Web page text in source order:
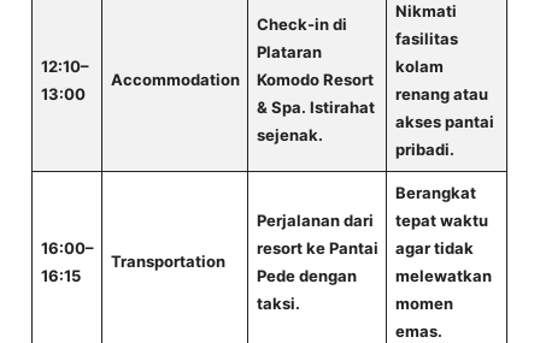
12:10–
13:00
Accommodation
Check-in di
Plataran
Komodo Resort
& Spa. Istirahat
sejenak.
Nikmati
fasilitas
kolam
renang atau
akses pantai
pribadi.
16:00–
16:15
Transportation
Perjalanan dari
resort ke Pantai
Pede dengan
taksi.
Berangkat
tepat waktu
agar tidak
melewatkan
momen
emas.